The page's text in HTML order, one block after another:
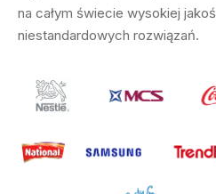
na całym świecie wysokiej
niestandardowych rozwiązań.